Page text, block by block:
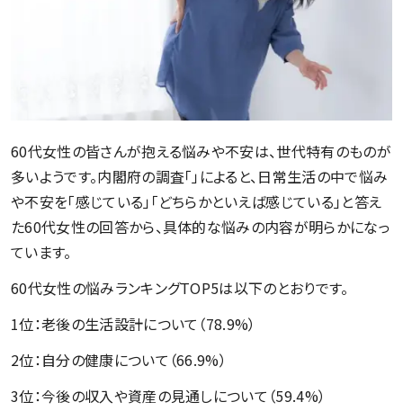
60代女性の皆さんが抱える悩みや不安は、世代特有のものが
多いようです。内閣府の調査「」によると、日常生活の中で悩み
や不安を「感じている」「どちらかといえば感じている」と答え
た60代女性の回答から、具体的な悩みの内容が明らかになっ
ています。
60代女性の悩みランキングTOP5は以下のとおりです。
1位：老後の生活設計について（78.9%）
2位：自分の健康について（66.9%）
3位：今後の収入や資産の見通しについて（59.4%）